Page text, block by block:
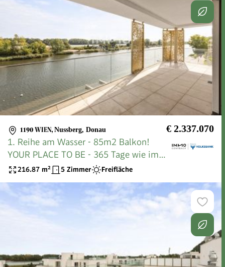
1190 WIEN, Nussberg, Donau € 2.337.070
1. Reihe am Wasser - 85m2 Balkon!
YOUR PLACE TO BE - 365 Tage wie im
Urlaub
216.87 m² 5 Zimmer Freifläche